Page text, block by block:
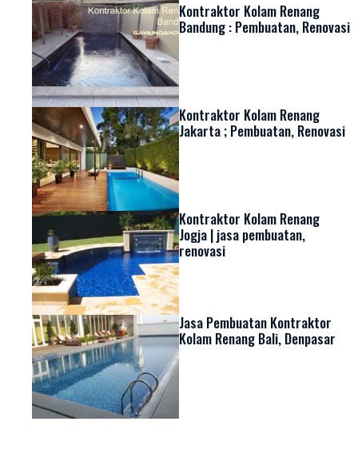
Kontraktor Kolam Renang
Bandung : Pembuatan, Renovasi
Kontraktor Kolam Renang
Jakarta ; Pembuatan, Renovasi
Kontraktor Kolam Renang
Jogja | jasa pembuatan,
renovasi
Jasa Pembuatan Kontraktor
Kolam Renang Bali, Denpasar